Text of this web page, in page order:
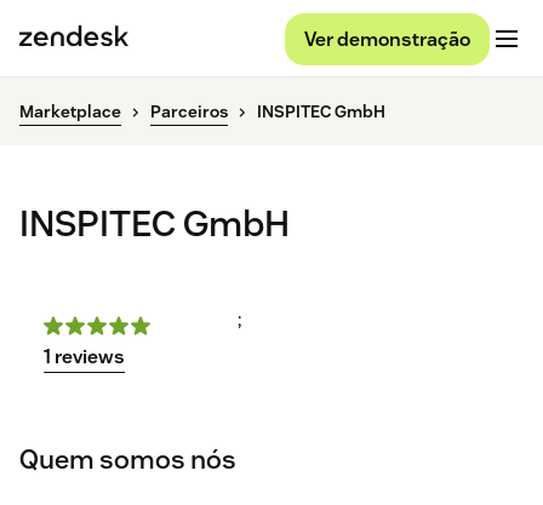
Ver demonstração
Marketplace Parceiros INSPITEC GmbH
INSPITEC GmbH
1 reviews
;
Quem somos nós